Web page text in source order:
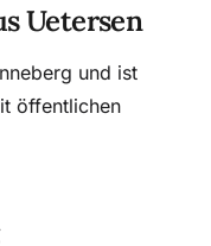
Uetersen
und ist
öffentlichen